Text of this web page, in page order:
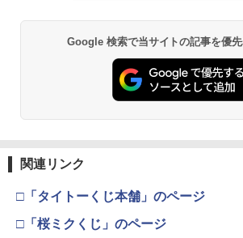
東京マルイ No.10 ハ
上 電動ブローバック
￥3,815
￥235,000
GSIクレオス Mr.トッ
ミアムトップコート
ホビー用仕上材 B601
8ml ホビー用仕上材
￥710
Google 検索で当サイトの記事を優
関連リンク
□「タイトーくじ本舗」のページ
□「桜ミクくじ」のページ